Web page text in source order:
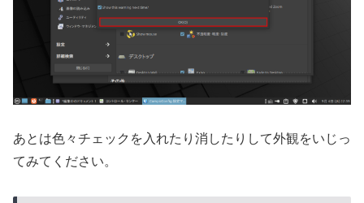
あとは色々チェックを入れたり消したりして外観をいじっ
てみてください。